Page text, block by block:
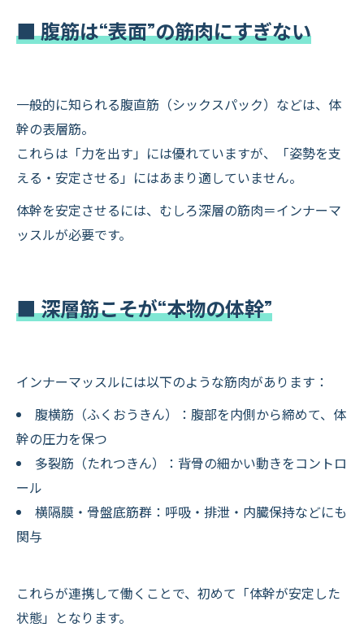
■ 腹筋は“表面”の筋肉にすぎない
一般的に知られる腹直筋（シックスパック）などは、体
幹の表層筋。
これらは「力を出す」には優れていますが、「姿勢を支
える・安定させる」にはあまり適していません。
体幹を安定させるには、むしろ深層の筋肉＝インナーマ
ッスルが必要です。
■ 深層筋こそが“本物の体幹”
インナーマッスルには以下のような筋肉があります：
腹横筋（ふくおうきん）：腹部を内側から締めて、体
幹の圧力を保つ
多裂筋（たれつきん）：背骨の細かい動きをコントロ
ール
横隔膜・骨盤底筋群：呼吸・排泄・内臓保持などにも
関与
これらが連携して働くことで、初めて「体幹が安定した
状態」となります。